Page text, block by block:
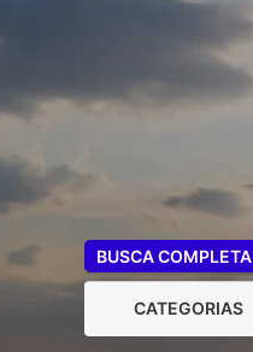
BUSCA COMPLETA
CATEGORIAS